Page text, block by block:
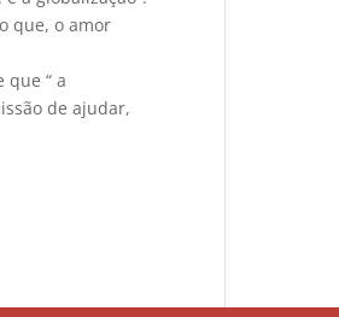
que, o amor
que “ a
de ajudar,